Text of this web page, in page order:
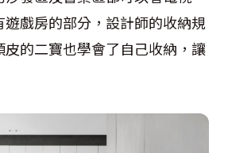
戲房的部分，設計師的收納規
的二寶也學會了自己收納，讓